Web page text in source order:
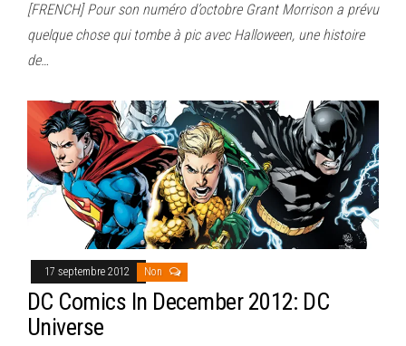
[FRENCH] Pour son numéro d’octobre Grant Morrison a prévu
quelque chose qui tombe à pic avec Halloween, une histoire
de…
17 septembre 2012 Non
DC Comics In December 2012: DC
Universe